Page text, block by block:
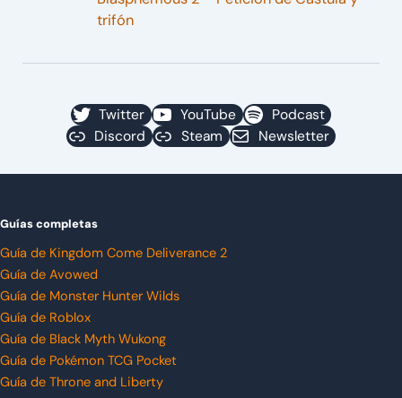
trifón
Twitter YouTube
Podcast
Discord
Steam Newsletter
Guías completas
Guía de Kingdom Come Deliverance 2
Guía de Avowed
Guía de Monster Hunter Wilds
Guía de Roblox
Guía de Black Myth Wukong
Guía de Pokémon TCG Pocket
Guía de Throne and Liberty